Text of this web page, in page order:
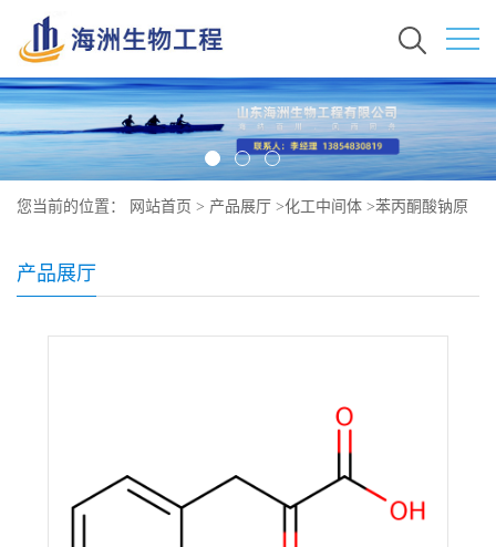
您当前的位置： 网站首页 > 产品展厅 >化工中间体 >苯丙酮酸钠原
产品展厅